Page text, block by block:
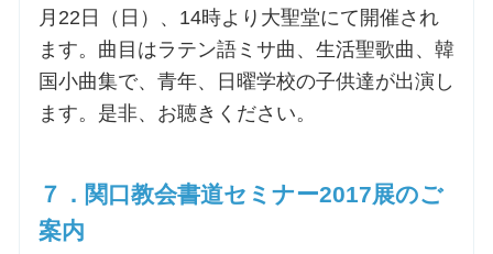
月22日（日）、14時より大聖堂にて開催され
ます。曲目はラテン語ミサ曲、生活聖歌曲、韓
国小曲集で、青年、日曜学校の子供達が出演し
ます。是非、お聴きください。
７．関口教会書道セミナー2017展のご
案内